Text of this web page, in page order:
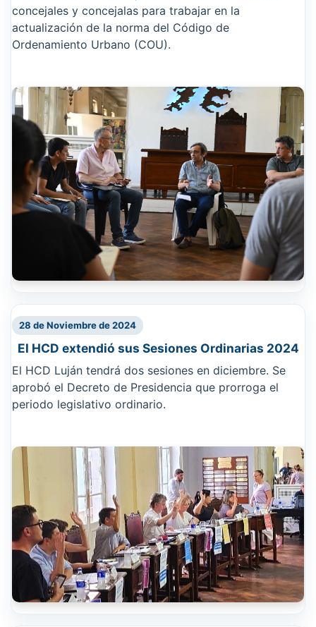
concejales y concejalas para trabajar en la
actualización de la norma del Código de
Ordenamiento Urbano (COU).
28 de Noviembre de 2024
El HCD extendió sus Sesiones Ordinarias 2024
El HCD Luján tendrá dos sesiones en diciembre. Se
aprobó el Decreto de Presidencia que prorroga el
periodo legislativo ordinario.